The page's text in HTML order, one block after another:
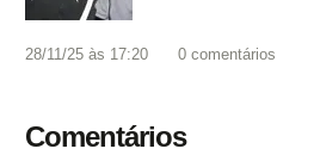
28/11/25 às 17:20 0 comentários
Comentários